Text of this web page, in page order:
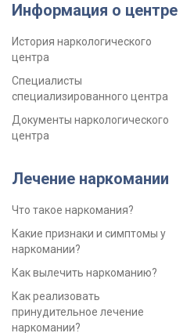
Информация о центре
История наркологического
центра
Специалисты
специализированного центра
Документы наркологического
центра
Лечение наркомании
Что такое наркомания?
Какие признаки и симптомы у
наркомании?
Как вылечить наркоманию?
Как реализовать
принудительное лечение
наркомании?